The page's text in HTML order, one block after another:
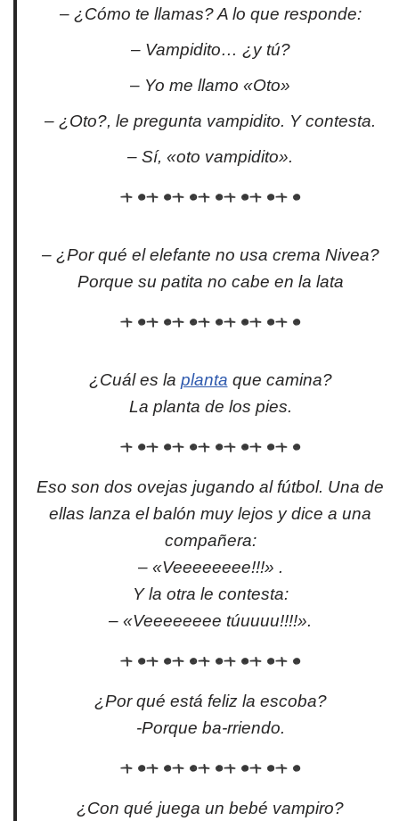
– ¿Cómo te llamas? A lo que responde:
– Vampidito… ¿y tú?
– Yo me llamo «Oto»
– ¿Oto?, le pregunta vampidito. Y contesta.
– Sí, «oto vampidito».
– ¿Por qué el elefante no usa crema Nivea?
Porque su patita no cabe en la lata
¿Cuál es la planta que camina?
La planta de los pies.
Eso son dos ovejas jugando al fútbol. Una de
ellas lanza el balón muy lejos y dice a una
compañera:
– «Veeeeeeee!!!» .
Y la otra le contesta:
– «Veeeeeeee túuuuu!!!!».
¿Por qué está feliz la escoba?
-Porque ba-rriendo.
¿Con qué juega un bebé vampiro?